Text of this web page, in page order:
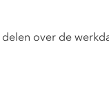
over de